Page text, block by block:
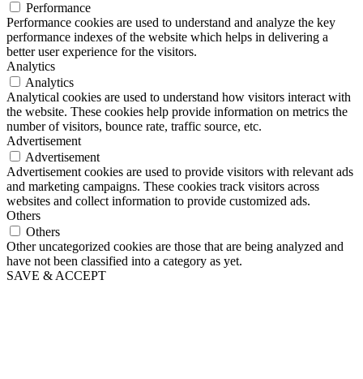
Performance
Performance cookies are used to understand and analyze the key
performance indexes of the website which helps in delivering a
better user experience for the visitors.
Analytics
Analytics
Analytical cookies are used to understand how visitors interact with
the website. These cookies help provide information on metrics the
number of visitors, bounce rate, traffic source, etc.
Advertisement
Advertisement
Advertisement cookies are used to provide visitors with relevant ads
and marketing campaigns. These cookies track visitors across
websites and collect information to provide customized ads.
Others
Others
Other uncategorized cookies are those that are being analyzed and
have not been classified into a category as yet.
SAVE & ACCEPT